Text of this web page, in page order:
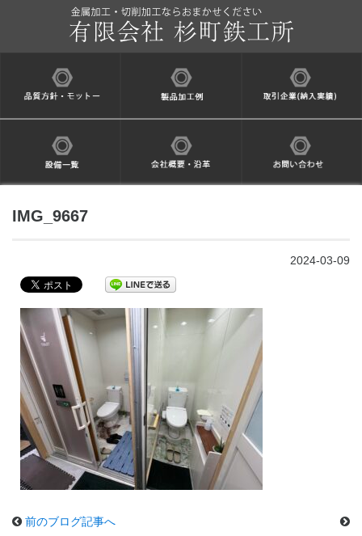
IMG_9667
2024-03-09
前のブログ記事へ